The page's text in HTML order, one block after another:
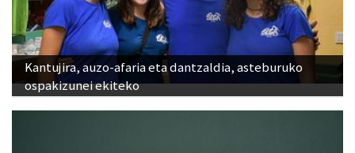
Kantujira, auzo-afaria eta dantzaldia, asteburuko
ospakizunei ekiteko